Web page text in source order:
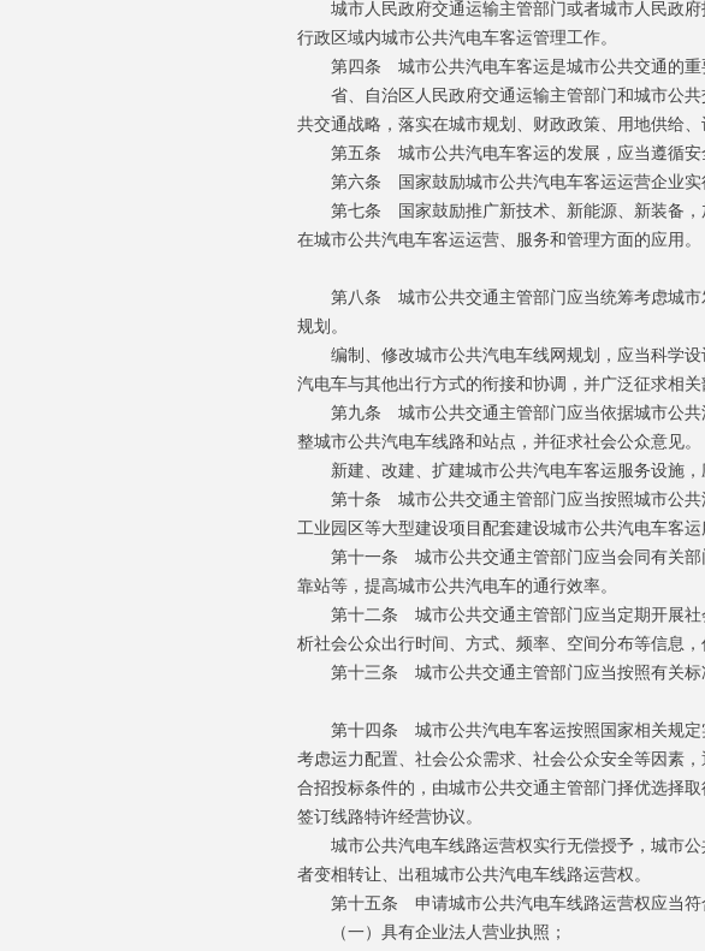
城市人民政府交通运输主管部门或者城市人民政府
行政区域内城市公共汽电车客运管理工作。
第四条 城市公共汽电车客运是城市公共交通的重
省、自治区人民政府交通运输主管部门和城市公共
共交通战略，落实在城市规划、财政政策、用地供给
第五条 城市公共汽电车客运的发展，应当遵循安
第六条 国家鼓励城市公共汽电车客运运营企业实
第七条 国家鼓励推广新技术、新能源、新装备，
在城市公共汽电车客运运营、服务和管理方面的应用。
第八条 城市公共交通主管部门应当统筹考虑城市
规划。
编制、修改城市公共汽电车线网规划，应当科学设
汽电车与其他出行方式的衔接和协调，并广泛征求相
第九条 城市公共交通主管部门应当依据城市公共
整城市公共汽电车线路和站点，并征求社会公众意见。
新建、改建、扩建城市公共汽电车客运服务设施，
第十条 城市公共交通主管部门应当按照城市公共汽
工业园区等大型建设项目配套建设城市公共汽电车客
第十一条 城市公共交通主管部门应当会同有关部
靠站等，提高城市公共汽电车的通行效率。
第十二条 城市公共交通主管部门应当定期开展社
析社会公众出行时间、方式、频率、空间分布等信息
第十三条 城市公共交通主管部门应当按照有关标
第十四条 城市公共汽电车客运按照国家相关规定
考虑运力配置、社会公众需求、社会公众安全等因素
合招投标条件的，由城市公共交通主管部门择优选择
签订线路特许经营协议。
城市公共汽电车线路运营权实行无偿授予，城市公
者变相转让、出租城市公共汽电车线路运营权。
第十五条 申请城市公共汽电车线路运营权应当符
（一）具有企业法人营业执照；